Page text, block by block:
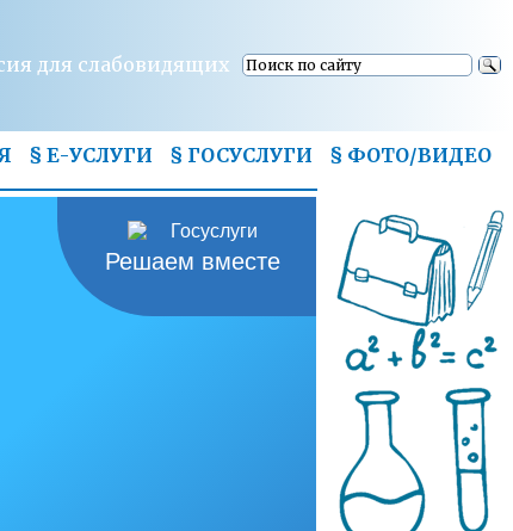
для слабовидящих
§ Е-УСЛУГИ § ГОСУСЛУГИ § ФОТО/ВИДЕО
Решаем вместе